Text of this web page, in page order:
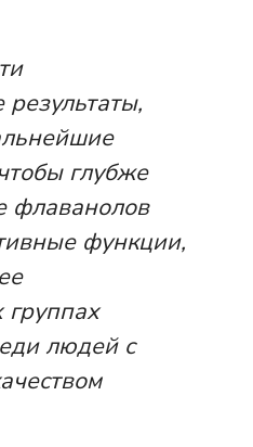
глубже
флаванолов
функции,
людей с